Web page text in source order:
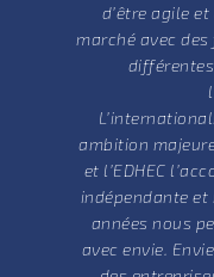
d’être agile
marché avec
ambition
et l’EDHEC
indépendante et
années nous
avec envie.